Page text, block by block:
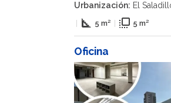
Urbanización: El
| square_foot 5 m² | flip_to_front 5 m²
Oficina